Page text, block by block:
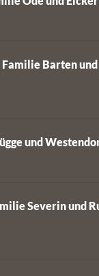
Familie Barten
und
Severin und